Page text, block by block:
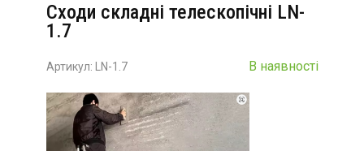
Сходи складні телескопічні LN-
1.7
Артикул: LN-1.7 В наявності